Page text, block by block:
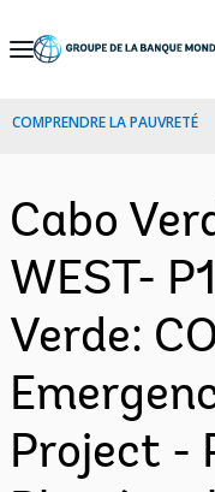
Skip
Navigation
COMPRENDRE LA PAUVRETÉ
Cabo
WEST-
Verde:
Project -